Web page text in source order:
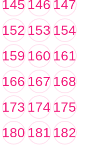
145146147
152153154
159160161
166167168
173174175
180181182